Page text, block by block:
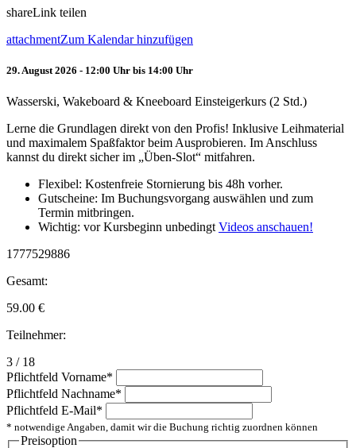
shareLink teilen
attachmentZum Kalendar hinzufügen
29. August 2026 - 12:00 Uhr bis 14:00 Uhr
Wasserski, Wakeboard & Kneeboard Einsteigerkurs (2 Std.)
Lerne die Grundlagen direkt von den Profis! Inklusive Leihmaterial
und maximalem Spaßfaktor beim Ausprobieren. Im Anschluss
kannst du direkt sicher im „Üben-Slot“ mitfahren.
Flexibel: Kostenfreie Stornierung bis 48h vorher.
Gutscheine: Im Buchungsvorgang auswählen und zum
Termin mitbringen.
Wichtig: vor Kursbeginn unbedingt Videos anschauen!
1777529886
Gesamt:
59.00 €
Teilnehmer:
3 / 18
Pflichtfeld Vorname*
Pflichtfeld Nachname*
Pflichtfeld E-Mail*
* notwendige Angaben, damit wir die Buchung richtig zuordnen können
Preisoption